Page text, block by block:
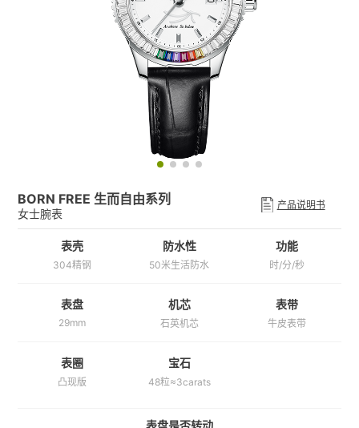
产品说明书
BORN FREE 生而自由系列
女士腕表
表壳
304精钢
防水性
50米生活防水
功能
时/分/秒
表盘
29mm
机芯
石英机芯
表带
牛皮表带
表圈
凸现版
宝石
48粒≈3carats
表盘是否转动